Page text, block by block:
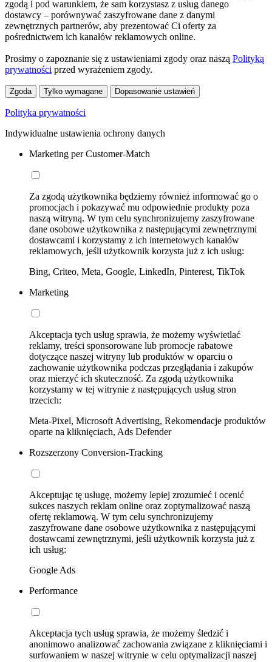
zgodą i pod warunkiem, że sam korzystasz z usług danego
dostawcy – porównywać zaszyfrowane dane z danymi
zewnętrznych partnerów, aby prezentować Ci oferty za
pośrednictwem ich kanałów reklamowych online.
Prosimy o zapoznanie się z ustawieniami zgody oraz naszą Polityką
prywatności przed wyrażeniem zgody.
Zgoda Tylko wymagane Dopasowanie ustawień
Polityka prywatności
Indywidualne ustawienia ochrony danych
Marketing per Customer-Match
Za zgodą użytkownika będziemy również informować go o
promocjach i pokazywać mu odpowiednie produkty poza
naszą witryną. W tym celu synchronizujemy zaszyfrowane
dane osobowe użytkownika z następującymi zewnętrznymi
dostawcami i korzystamy z ich internetowych kanałów
reklamowych, jeśli użytkownik korzysta już z ich usług:
Bing, Criteo, Meta, Google, LinkedIn, Pinterest, TikTok
Marketing
Akceptacja tych usług sprawia, że możemy wyświetlać
reklamy, treści sponsorowane lub promocje rabatowe
dotyczące naszej witryny lub produktów w oparciu o
zachowanie użytkownika podczas przeglądania i zakupów
oraz mierzyć ich skuteczność. Za zgodą użytkownika
korzystamy w tej witrynie z następujących usług stron
trzecich:
Meta-Pixel, Microsoft Advertising, Rekomendacje produktów
oparte na kliknięciach, Ads Defender
Rozszerzony Conversion-Tracking
Akceptując tę usługę, możemy lepiej zrozumieć i ocenić
sukces naszych reklam online oraz zoptymalizować naszą
ofertę reklamową. W tym celu synchronizujemy
zaszyfrowane dane osobowe użytkownika z następującymi
dostawcami zewnętrznymi, jeśli użytkownik korzysta już z
ich usług:
Google Ads
Performance
Akceptacja tych usług sprawia, że możemy śledzić i
anonimowo analizować zachowania związane z kliknięciami i
surfowaniem w naszej witrynie w celu optymalizacji naszej